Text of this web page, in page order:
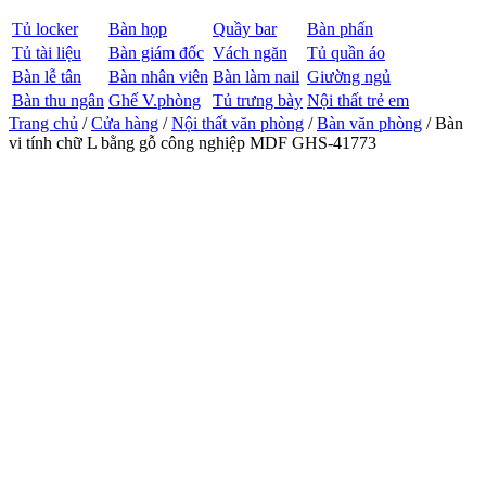
Tủ locker Bàn họp Quầy bar
Bàn phấn
Tủ tài liệu
Bàn giám đốc Vách ngăn
Tủ quần áo
Bàn lễ tân
Bàn nhân viên Bàn làm nail Giường ngủ
Bàn thu ngân Ghế V.phòng Tủ trưng bày Nội thất trẻ em
Trang chủ /Cửa hàng /Nội thất văn phòng /Bàn văn phòng / Bàn
vi tính chữ L bằng gỗ công nghiệp MDF GHS-41773